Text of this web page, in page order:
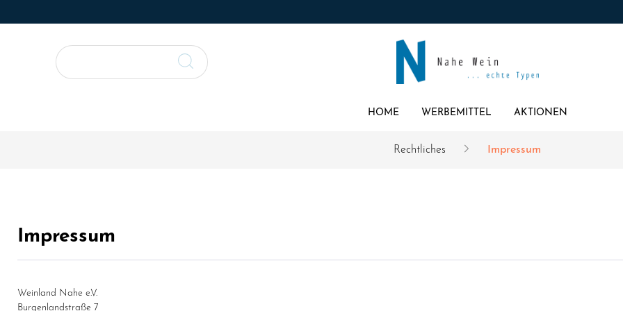
HOME WERBEMITTEL AKTIONEN
Rechtliches Impressum
Impressum
Weinland Nahe e.V.
Burgenlandstraße 7